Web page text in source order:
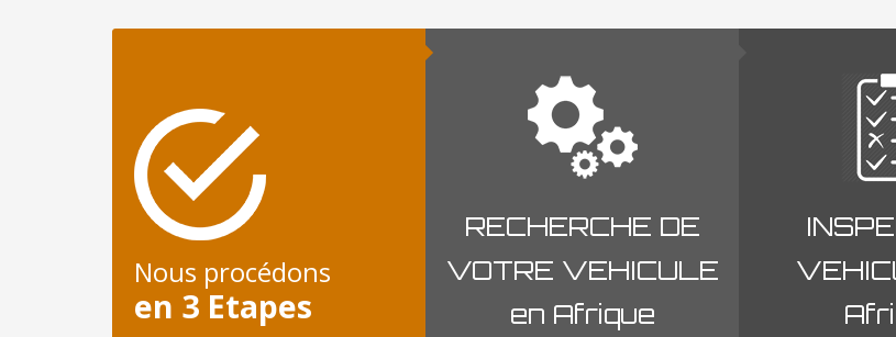
Nous procédons
en 3 Etapes
RECHERCHE DE
VOTRE VEHICULE
en Afrique